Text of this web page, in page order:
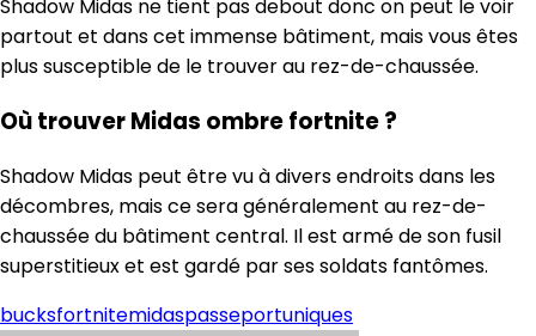
Shadow Midas ne tient pas debout donc on peut le voir
partout et dans cet immense bâtiment, mais vous êtes
plus susceptible de le trouver au rez-de-chaussée.
Où trouver Midas ombre fortnite ?
Shadow Midas peut être vu à divers endroits dans les
décombres, mais ce sera généralement au rez-de-
chaussée du bâtiment central. Il est armé de son fusil
superstitieux et est gardé par ses soldats fantômes.
bucksfortnitemidaspasseportuniques